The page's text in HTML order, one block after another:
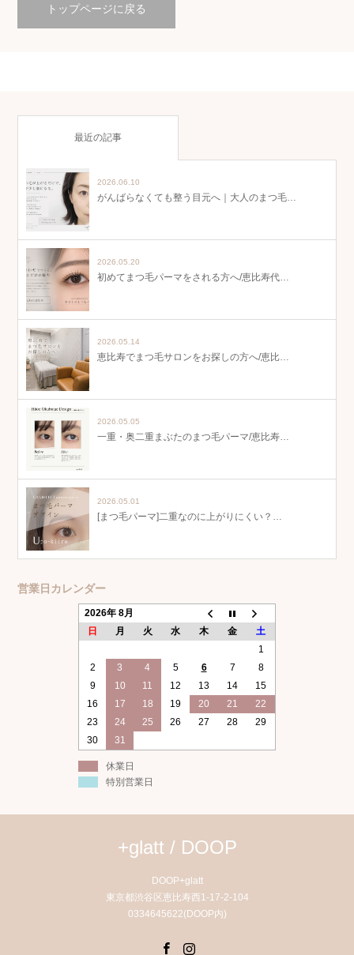
トップページに戻る
最近の記事
2026.06.10
がんばらなくても整う目元へ｜大人のまつ毛…
2026.05.20
初めてまつ毛パーマをされる方へ/恵比寿代…
2026.05.14
恵比寿でまつ毛サロンをお探しの方へ/恵比…
2026.05.05
一重・奥二重まぶたのまつ毛パーマ/恵比寿…
2026.05.01
[まつ毛パーマ]二重なのに上がりにくい？…
営業日カレンダー
2026年 8月
日
月 火 水 木 金
土
1
2
3 4 5 6 7
8
9
10 11 12 13 14
15
16
17 18 19 20 21
22
23
24 25 26 27 28
29
30
31
休業日
特別営業日
+glatt / DOOP
DOOP+glatt
東京都渋谷区恵比寿西1-17-2-104
0334645622(DOOP内)